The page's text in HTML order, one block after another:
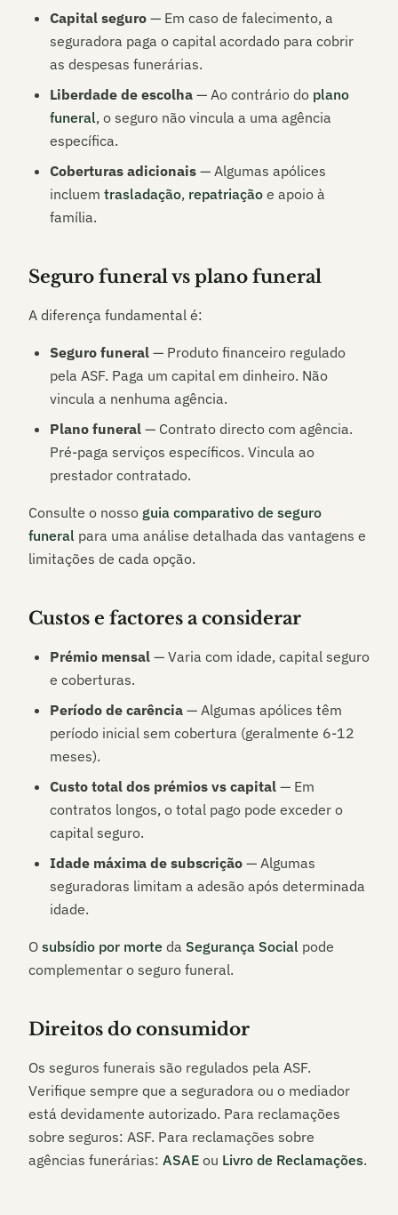
Capital seguro — Em caso de falecimento, a
seguradora paga o capital acordado para cobrir
as despesas funerárias.
Liberdade de escolha — Ao contrário do plano
funeral, o seguro não vincula a uma agência
específica.
Coberturas adicionais — Algumas apólices
incluem trasladação, repatriação e apoio à
família.
Seguro funeral vs plano funeral
A diferença fundamental é:
Seguro funeral — Produto financeiro regulado
pela ASF. Paga um capital em dinheiro. Não
vincula a nenhuma agência.
Plano funeral — Contrato directo com agência.
Pré-paga serviços específicos. Vincula ao
prestador contratado.
Consulte o nosso guia comparativo de seguro
funeral para uma análise detalhada das vantagens e
limitações de cada opção.
Custos e factores a considerar
Prémio mensal — Varia com idade, capital seguro
e coberturas.
Período de carência — Algumas apólices têm
período inicial sem cobertura (geralmente 6-12
meses).
Custo total dos prémios vs capital — Em
contratos longos, o total pago pode exceder o
capital seguro.
Idade máxima de subscrição — Algumas
seguradoras limitam a adesão após determinada
idade.
O subsídio por morte da Segurança Social pode
complementar o seguro funeral.
Direitos do consumidor
Os seguros funerais são regulados pela ASF.
Verifique sempre que a seguradora ou o mediador
está devidamente autorizado. Para reclamações
sobre seguros: ASF. Para reclamações sobre
agências funerárias: ASAE ou Livro de Reclamações.